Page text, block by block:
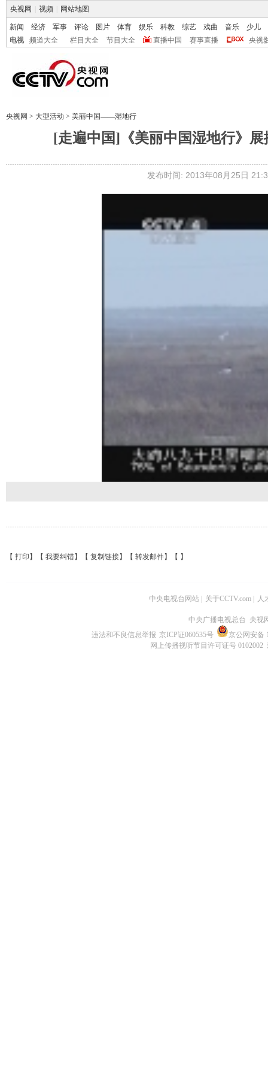
央视网 视频 网站地图
新闻 经济 军事 评论 图片 体育 娱乐 科教 综艺 戏曲 音乐
少儿
电视
频道大全 栏目大全 节目大全 直播中国 赛事直播 央视
央视网 > 大型活动 > 美丽中国——湿地行
[走遍中国]《美丽中国湿地行》
发布时间: 2013年08月25日
【 打印 】【 我要纠错】【 复制链接】【 转发邮件】【 】
中央电视台网站 关于CCTV.com 人
中央广播电视总台 央视
违法和不良信息举报 京ICP证060535号
京公网安备
网上传播视听节目许可证号 0102002